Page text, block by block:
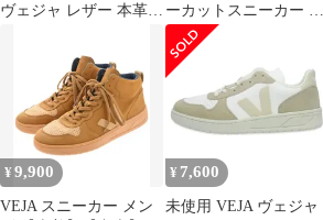
ヴェジャ レザー 本革
ーカットスニーカー シ
ューズ 厚底 レザー ス
エード 切替 バイカラー
US8 25cm ベージュ 白
ホワイト /BB
¥9,900
VEJA スニーカー メン
¥ 7,600
未使用 VEJA ヴェジャ